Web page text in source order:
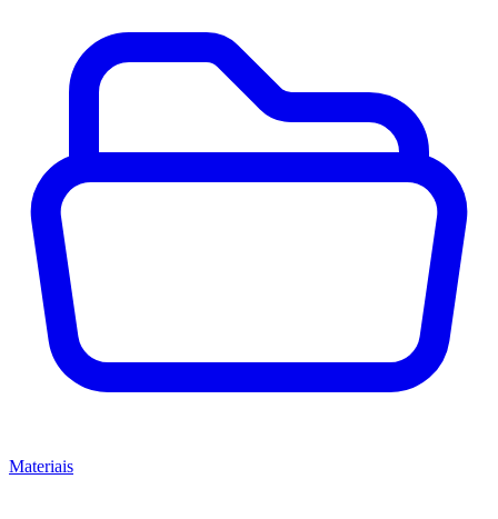
Materiais